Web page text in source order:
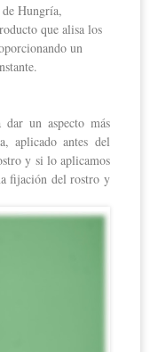
Hungría,
que alisa los
un
un aspecto más
aplicado antes del
y si lo aplicamos
fijación del rostro y